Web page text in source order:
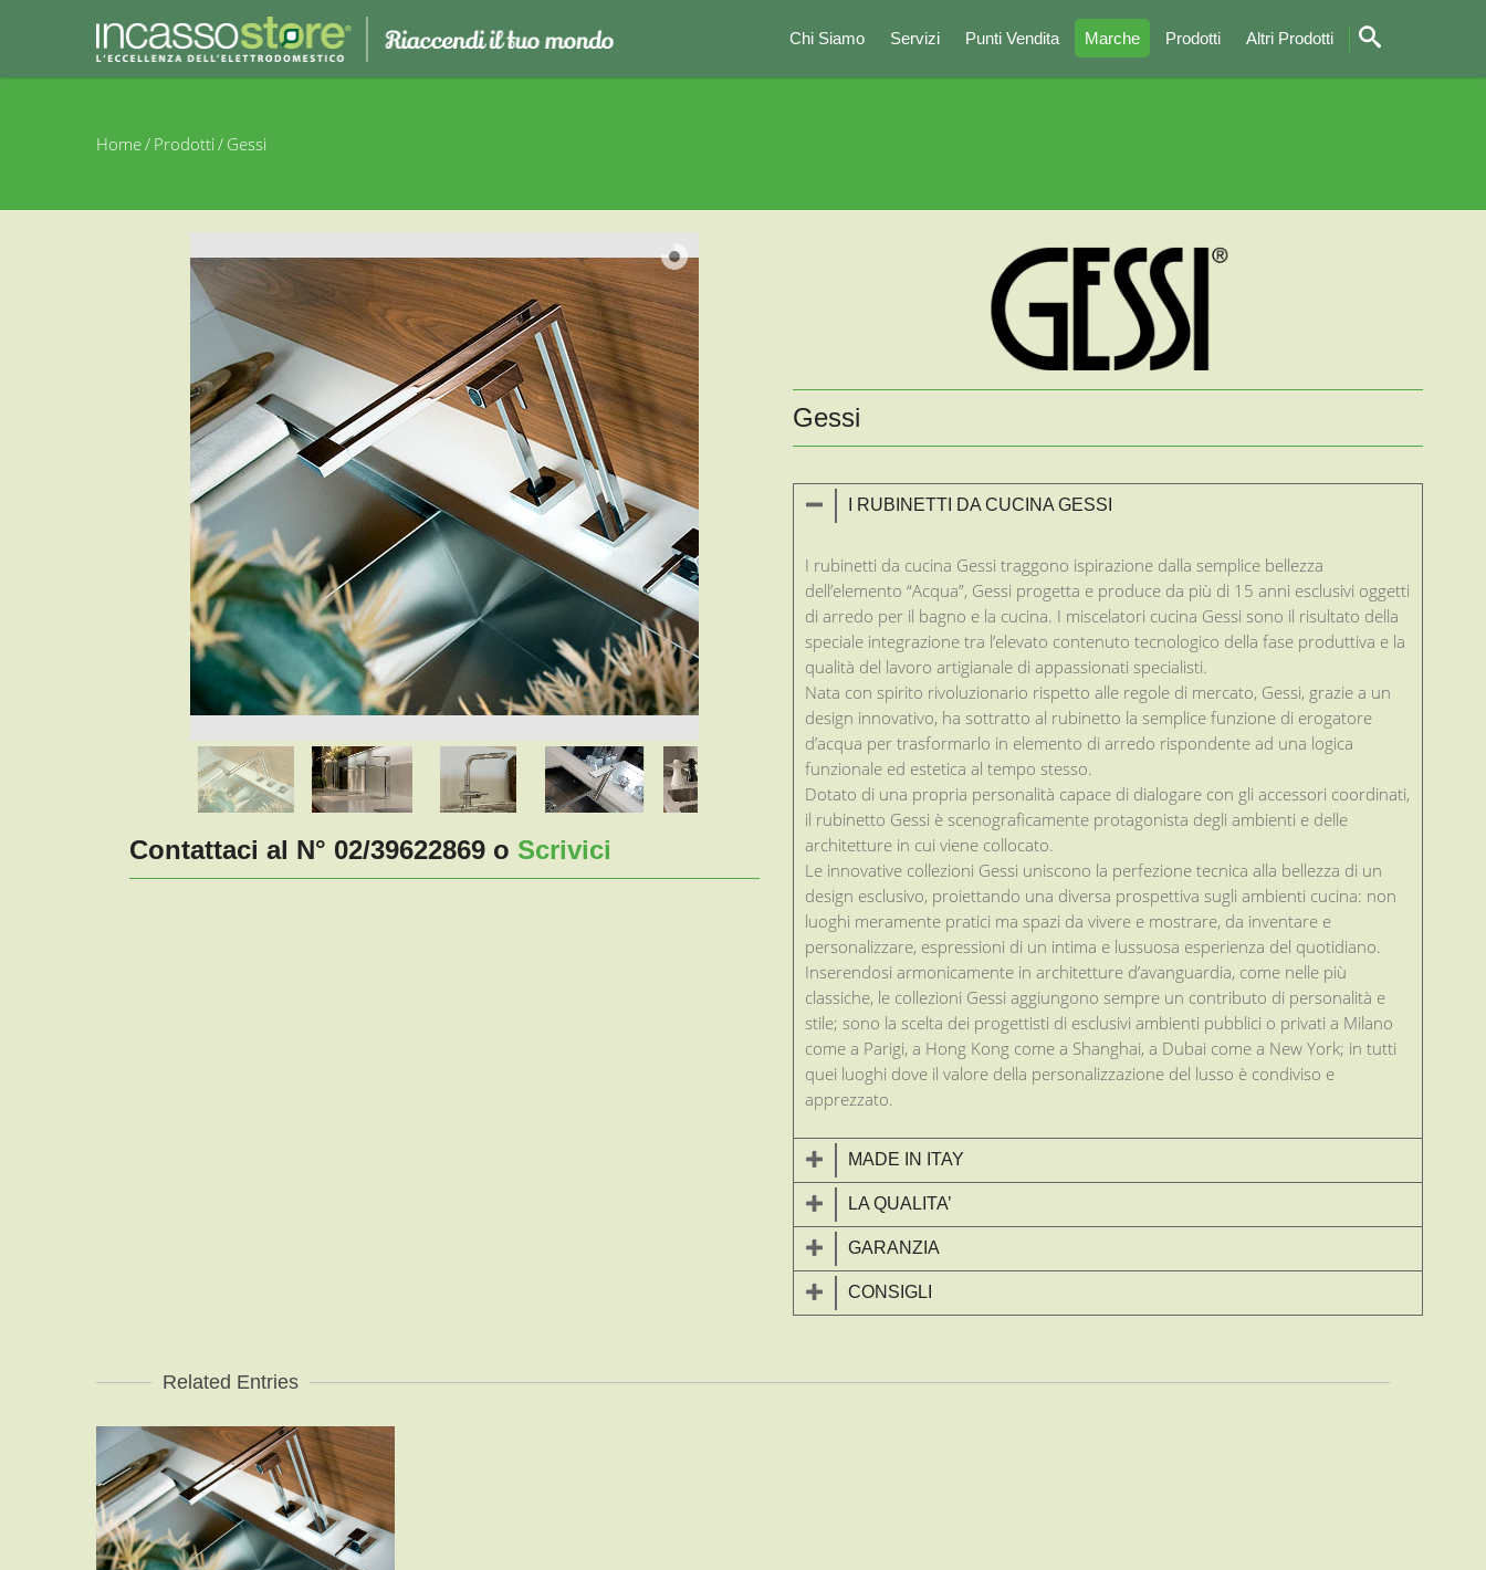
Chi Siamo Servizi Punti Vendita Marche Prodotti Altri Prodotti
Home/ Prodotti / Gessi
Contattaci al N° 02/39622869 o Scrivici
Gessi
I RUBINETTI DA CUCINA GESSI
I rubinetti da cucina Gessi traggono ispirazione dalla semplice bellezza
dell’elemento “Acqua”, Gessi progetta e produce da più di 15 anni esclusivi oggetti
di arredo per il bagno e la cucina. I miscelatori cucina Gessi sono il risultato della
speciale integrazione tra l’elevato contenuto tecnologico della fase produttiva e la
qualità del lavoro artigianale di appassionati specialisti.
Nata con spirito rivoluzionario rispetto alle regole di mercato, Gessi, grazie a un
design innovativo, ha sottratto al rubinetto la semplice funzione di erogatore
d’acqua per trasformarlo in elemento di arredo rispondente ad una logica
funzionale ed estetica al tempo stesso.
Dotato di una propria personalità capace di dialogare con gli accessori coordinati,
il rubinetto Gessi è scenograficamente protagonista degli ambienti e delle
architetture in cui viene collocato.
Le innovative collezioni Gessi uniscono la perfezione tecnica alla bellezza di un
design esclusivo, proiettando una diversa prospettiva sugli ambienti cucina: non
luoghi meramente pratici ma spazi da vivere e mostrare, da inventare e
personalizzare, espressioni di un intima e lussuosa esperienza del quotidiano.
Inserendosi armonicamente in architetture d’avanguardia, come nelle più
classiche, le collezioni Gessi aggiungono sempre un contributo di personalità e
stile; sono la scelta dei progettisti di esclusivi ambienti pubblici o privati a Milano
come a Parigi, a Hong Kong come a Shanghai, a Dubai come a New York; in tutti
quei luoghi dove il valore della personalizzazione del lusso è condiviso e
apprezzato.
MADE IN ITAY
LA QUALITA’
GARANZIA
CONSIGLI
Related Entries
RUBINETTI CUCINA GESSI
ALTRO, GESSI